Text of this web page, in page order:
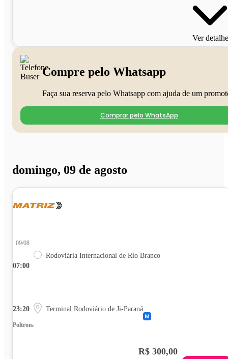
Ver
Compre pelo Whatsapp
Faça sua reserva pelo Whatsapp com ajuda de um
Comprar pelo WhatsApp
domingo, 09 de agosto
07:00
09/08
Rodoviária Internacional de Rio Branco
23:20 Terminal Rodoviário de Ji-Paraná
Poltrona
R$ 300,00